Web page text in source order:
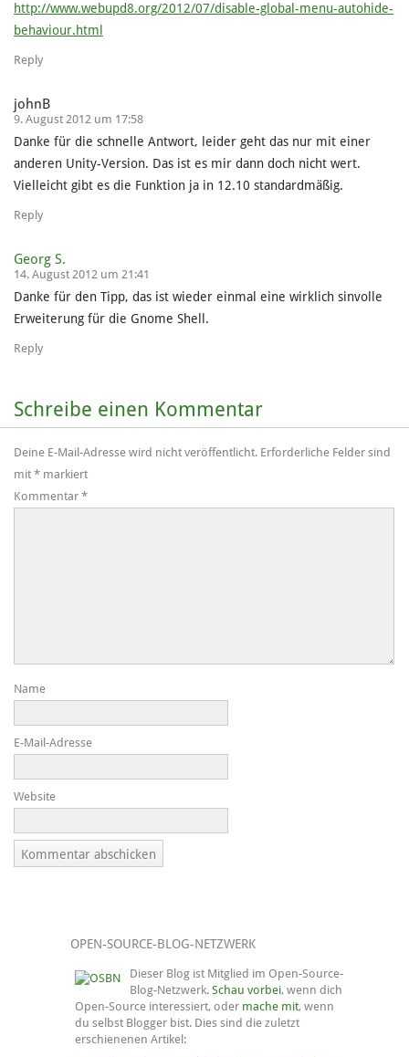
http://www.webupd8.org/2012/07/disable-global-menu-autohide-
behaviour.html
Reply
johnB
9. August 2012 um 17:58
Danke für die schnelle Antwort, leider geht das nur mit einer
anderen Unity-Version. Das ist es mir dann doch nicht wert.
Vielleicht gibt es die Funktion ja in 12.10 standardmäßig.
Reply
Georg S.
14. August 2012 um 21:41
Danke für den Tipp, das ist wieder einmal eine wirklich sinvolle
Erweiterung für die Gnome Shell.
Reply
Schreibe einen Kommentar
Deine E-Mail-Adresse wird nicht veröffentlicht. Erforderliche Felder sind
mit * markiert
Kommentar *
Name
E-Mail-Adresse
Website
OPEN-SOURCE-BLOG-NETZWERK
Dieser Blog ist Mitglied im Open-Source-
Blog-Netzwerk. Schau vorbei, wenn dich
Open-Source interessiert, oder mache mit, wenn
du selbst Blogger bist. Dies sind die zuletzt
erschienenen Artikel: